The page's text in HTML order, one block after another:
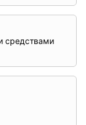
средствами